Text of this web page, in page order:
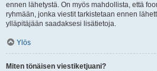
ennen lähetystä. On myös mahdollista, että
ryhmään, jonka viestit tarkistetaan ennen
ylläpitäjään saadaksesi lisätietoja.
Ylös
Miten tönäisen viestiketjuani?